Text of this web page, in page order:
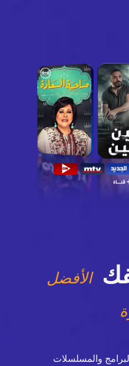
الأفضل
والمسلسلات